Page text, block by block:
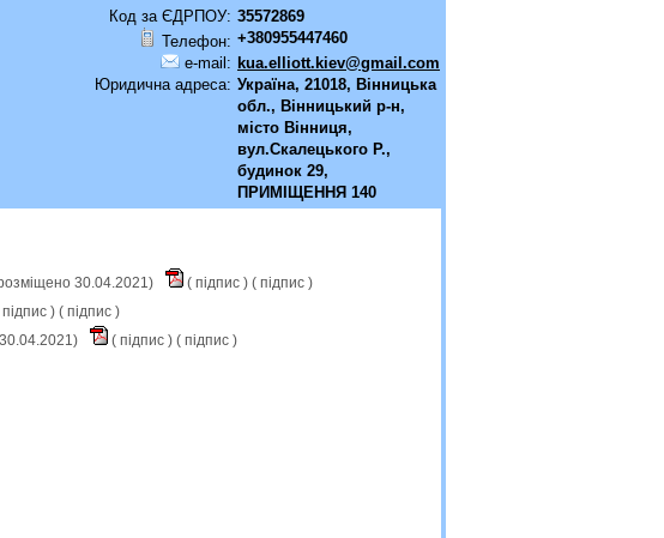
Код за ЄДРПОУ: 35572869
Телефон: +380955447460
e-mail: kua.elliott.kiev@gmail.com
Юридична адреса: Україна, 21018, Вінницька
обл., Вінницький р-н,
місто Вінниця,
вул.Скалецького Р.,
будинок 29,
ПРИМІЩЕННЯ 140
30.04.2021) ( підпис ) ( підпис )
підпис ) ( підпис )
( підпис ) ( підпис )